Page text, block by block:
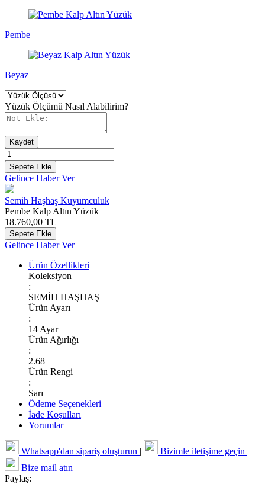
Pembe
Beyaz
Yüzük Ölçümü Nasıl Alabilirim?
Kaydet
Sepete Ekle
Gelince Haber Ver
Semih Haşhaş Kuyumculuk
Pembe Kalp Altın Yüzük
18.760,00 TL
Sepete Ekle
Gelince Haber Ver
Ürün Özellikleri
Koleksiyon
:
SEMİH HAŞHAŞ
Ürün Ayarı
:
14 Ayar
Ürün Ağırlığı
:
2.68
Ürün Rengi
:
Sarı
Ödeme Seçenekleri
İade Koşulları
Yorumlar
Whatsapp'dan sipariş oluşturun | Bizimle iletişime geçin |
Bize mail atın
Paylaş: